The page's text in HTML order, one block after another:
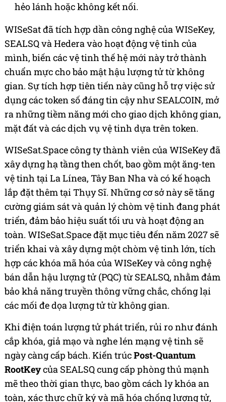
hẻo lánh hoặc không kết nối.
WISeSat đã tích hợp dần công nghệ của WISeKey,
SEALSQ và Hedera vào hoạt động vệ tinh của
mình, biến các vệ tinh thế hệ mới này trở thành
chuẩn mực cho bảo mật hậu lượng tử từ không
gian. Sự tích hợp tiên tiến này cũng hỗ trợ việc sử
dụng các token số đáng tin cậy như SEALCOIN, mở
ra những tiềm năng mới cho giao dịch không gian,
mặt đất và các dịch vụ vệ tinh dựa trên token.
WISeSat.Space công ty thành viên của WISeKey đã
xây dựng hạ tầng then chốt, bao gồm một ăng-ten
vệ tinh tại La Línea, Tây Ban Nha và có kế hoạch
lắp đặt thêm tại Thụy Sĩ. Những cơ sở này sẽ tăng
cường giám sát và quản lý chòm vệ tinh đang phát
triển, đảm bảo hiệu suất tối ưu và hoạt động an
toàn. WISeSat.Space đặt mục tiêu đến năm 2027 sẽ
triển khai và xây dựng một chòm vệ tinh lớn, tích
hợp các khóa mã hóa của WISeKey và công nghệ
bán dẫn hậu lượng tử (PQC) từ SEALSQ, nhằm đảm
bảo khả năng truyền thông vững chắc, chống lại
các mối đe dọa lượng tử từ không gian.
Khi điện toán lượng tử phát triển, rủi ro như đánh
cắp khóa, giả mạo và nghe lén mạng vệ tinh sẽ
ngày càng cấp bách. Kiến trúcPost-Quantum
RootKeycủa SEALSQ cung cấp phòng thủ mạnh
mẽ theo thời gian thực, bao gồm cách ly khóa an
toàn, xác thực chữ ký và mã hóa chống lượng tử,